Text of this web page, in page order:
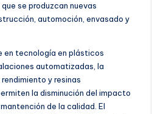
se produzcan nuevas
automoción, envasado y
en tecnología en plásticos
automatizadas, la
y resinas
la disminución del impacto
de la calidad. El